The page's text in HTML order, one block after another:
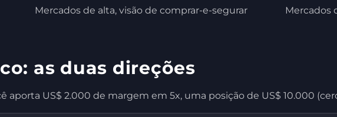
Mercados de alta, visão de comprar-e-segurar Mercados
as duas direções
aporta US$ 2.000 de margem em 5x, uma posição de US$ 10.000